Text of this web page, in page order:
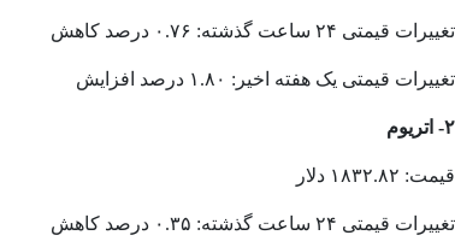
تغییرات قیمتی ۲۴ ساعت گذشته: ۰.۷۶ درصد کاهش
تغییرات قیمتی یک هفته اخیر: ۱.۸۰ درصد افزایش
۲- اتریوم
قیمت: ۱۸۳۲.۸۲ دلار
تغییرات قیمتی ۲۴ ساعت گذشته: ۰.۳۵ درصد کاهش